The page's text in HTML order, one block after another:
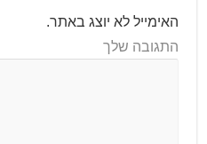
האימייל לא יוצג באתר.
התגובה שלך